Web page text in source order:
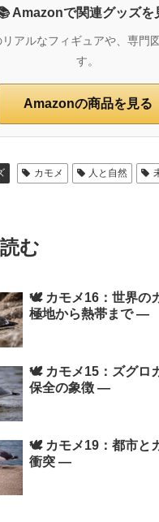
Amazonで関連グッズを
アルなフィギュアや、専門
す。
Amazonの商品を見る
カモメ 人と自然
む
🕊️ カモメ16：世界の
極地から熱帯まで ―
🕊️ カモメ15：ズグロ
保全の象徴 ―
🕊️ カモメ19：都市と
衝突 ―